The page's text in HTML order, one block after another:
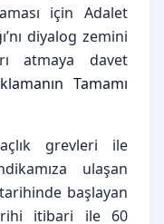
için Adalet
diyalog zemini
atmaya davet
Tamamı
grevleri ile
ulaşan
başlayan
itibari ile 60